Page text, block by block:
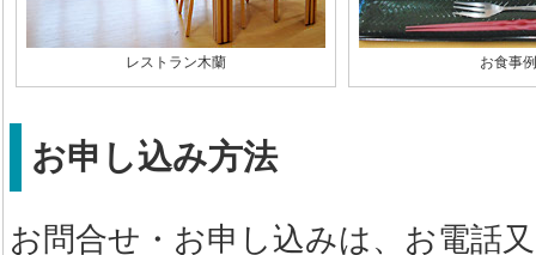
レストラン木蘭 お食事例
お申し込み方法
お問合せ・お申し込みは、お電話